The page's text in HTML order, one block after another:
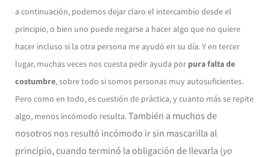
a continuación, podemos dejar claro el intercambio desde el
principio, o bien uno puede negarse a hacer algo que no quiere
hacer incluso si la otra persona me ayudó en su día.Y en tercer
lugar, muchas veces nos cuesta pedir ayuda por pura falta de
costumbre, sobre todo si somos personas muy autosuficientes.
Pero como en todo, es cuestión de práctica, y cuanto más se repite
algo, menos incómodo resulta.También a muchos de
nosotros nos resultó incómodo ir sin mascarilla al
principio, cuando terminó la obligación de llevarla (yo